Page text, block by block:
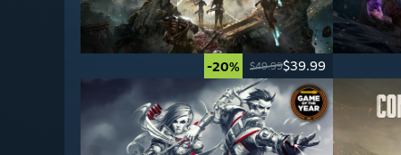
-20% $49.99$39.99